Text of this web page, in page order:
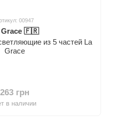
00947
Grace 🇫🇷
из 5 частей La
Grace
263 грн
в наличии